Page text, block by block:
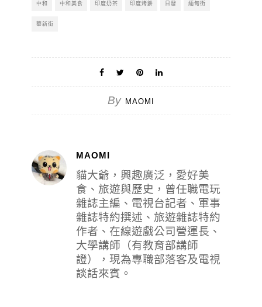
中和 中和美食 印度奶茶 印度烤餅 日發 緬甸街
華新街
By MAOMI
MAOMI
貓大爺，興趣廣泛，愛好美
食、旅遊與歷史，曾任職電玩
雜誌主編、電視台記者、軍事
雜誌特約撰述、旅遊雜誌特約
作者、在線遊戲公司營運長、
大學講師（有教育部講師
證），現為專職部落客及電視
談話來賓。